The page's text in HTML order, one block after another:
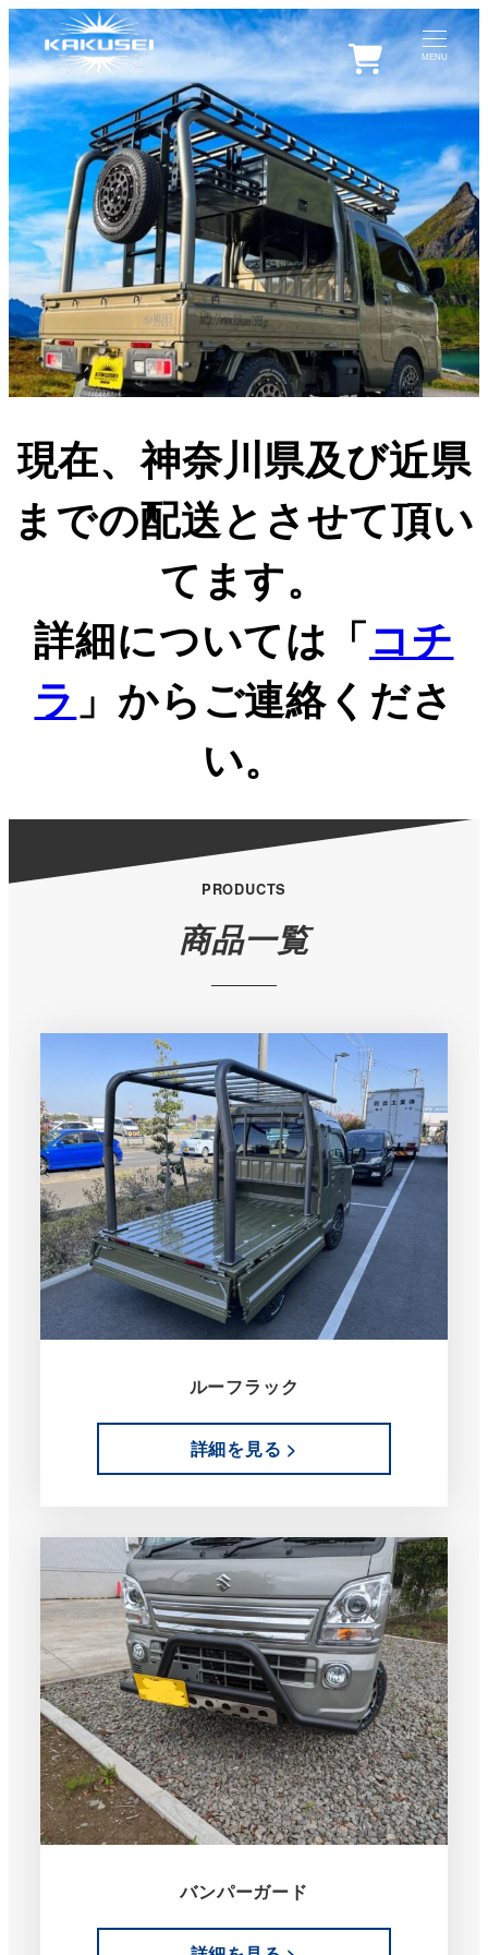
MENU
0
現在、神奈川県及び近県
までの配送とさせて頂い
てます。
詳細については「コチ
ラ 」からご連絡くださ
い。
PRODUCTS
商品一覧
ルーフラック
詳細を見る >
バンパーガード